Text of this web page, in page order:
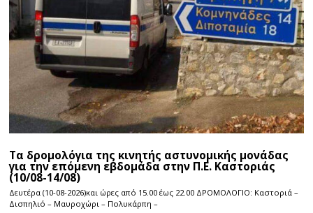
Τα δρομολόγια της κινητής αστυνομικής μονάδας
για την επόμενη εβδομάδα στην Π.Ε. Καστοριάς
(10/08-14/08)
Δευτέρα (10-08-2026)και ώρες από 15.00 έως 22.00 ΔΡΟΜΟΛΟΓΙΟ: Καστοριά –
Δισπηλιό – Μαυροχώρι – Πολυκάρπη –